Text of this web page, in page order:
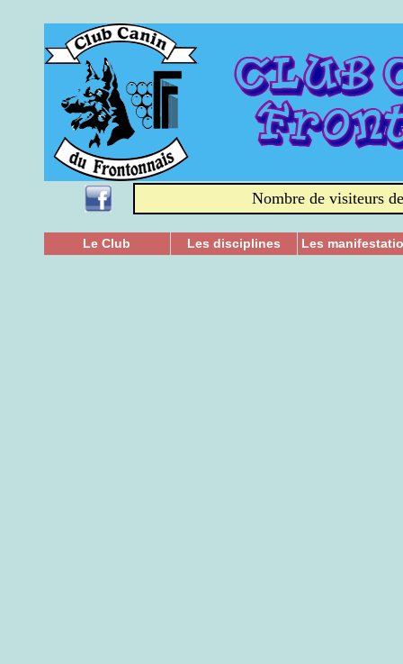
Nombre de visiteurs
Le Club Les disciplines Les